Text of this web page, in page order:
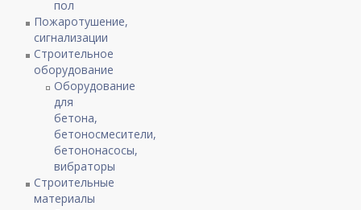
пол
Пожаротушение,
сигнализации
Строительное
оборудование
Оборудование
для
бетона,
бетоносмесители,
бетононасосы,
вибраторы
Строительные
материалы